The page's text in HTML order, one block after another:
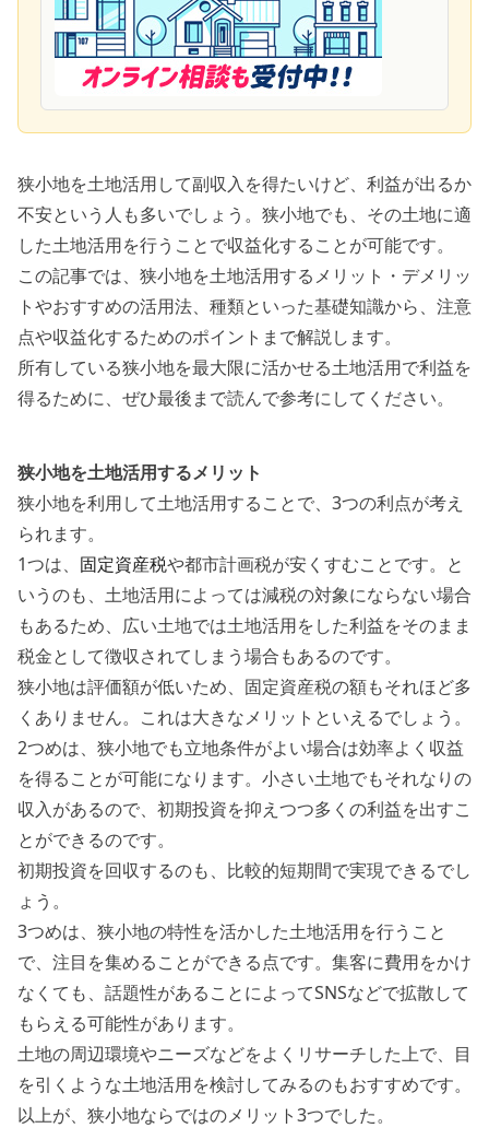
狭小地を土地活用して副収入を得たいけど、利益が出るか
不安という人も多いでしょう。 狭小地でも、その土地に適
した土地活用を行うことで収益化することが可能です。
この記事では、狭小地を土地活用するメリット・デメリッ
トやおすすめの活用法、種類といった基礎知識から、注意
点や収益化するためのポイントまで解説します。
所有している狭小地を最大限に活かせる土地活用で利益を
得るために、ぜひ最後まで読んで参考にしてください。
狭小地を土地活用するメリット
狭小地を利用して土地活用することで、 3つの利点が考え
られます。
1つは、 固定資産税や都市計画税が安くすむことです。と
いうのも、土地活用によっては減税の対象にならない場合
もあるため、広い土地では土地活用をした利益をそのまま
税金として徴収されてしまう場合もあるのです。
狭小地は評価額が低いため、固定資産税の額もそれほど多
くありません。これは大きなメリットといえるでしょう。
2つめは、狭小地でも立地条件がよい場合は効率よく収益
を得ることが可能になります。小さい土地でもそれなりの
収入があるので、初期投資を抑えつつ多くの利益を出すこ
とができるのです。
初期投資を回収するのも、比較的短期間で実現できるでし
ょう。
3つめは、狭小地の特性を活かした土地活用を行うこと
で、注目を集めることができる点です。集客に費用をかけ
なくても、話題性があることによってSNSなどで拡散して
もらえる可能性があります。
土地の周辺環境やニーズなどをよくリサーチした上で、目
を引くような土地活用を検討してみるのもおすすめです。
以上が、狭小地ならではのメリット3つでした。